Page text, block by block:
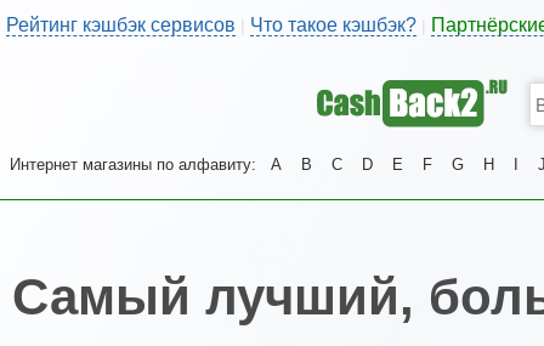
Рейтинг кэшбэк сервисов | Что такое кэшбэк?
Интернет магазины по алфавиту: A B C D E F G H
Самый лучший,